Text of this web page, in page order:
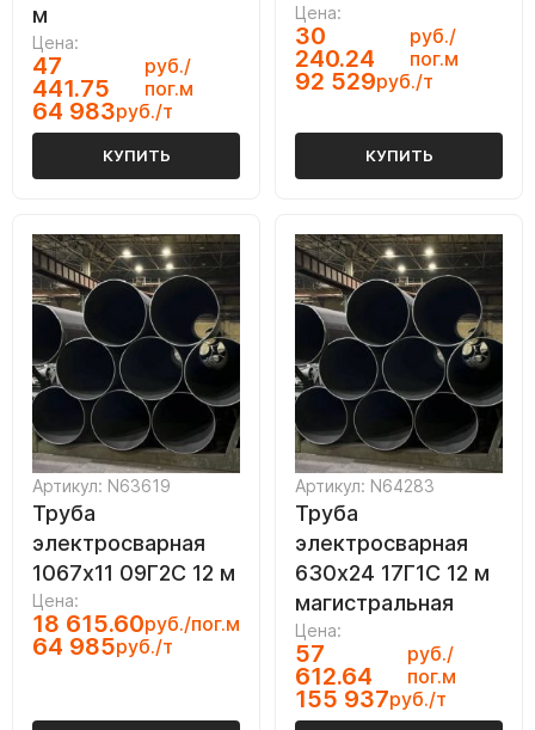
м
Цена:
47
441.75
руб./
пог.м
64 983руб./т
КУПИТЬ
Цена:
30
240.24
руб./
пог.м
92 529руб./т
КУПИТЬ
Артикул: N63619
Труба
электросварная
1067х11 09Г2С 12 м
Цена:
18 615.60руб./пог.м
64 985руб./т
Артикул: N64283
Труба
электросварная
630х24 17Г1С 12 м
магистральная
Цена:
57
612.64
руб./
пог.м
155 937руб./т